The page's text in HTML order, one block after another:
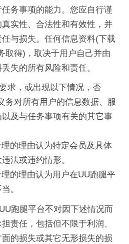
务事项的能力。您应自行谨
实性、合法性和有效性，并
与损失。任何信息资料(下载
取得)，取决于用户自己并由
失的所有风险和责任。
求，或出现以下情况，否
务对所有用户的信息数据、服
及与任务事项有关的其它事
理的理由认为特定会员及具体
法或违约情形。
理的理由认为用户在UU跑腿平
。
跑腿平台不对因下述情况而
责任，包括但不限于利润、
的损失或其它无形损失的损